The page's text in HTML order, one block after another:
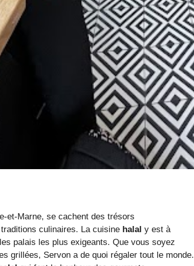
et-Marne, se cachent des trésors
culinaires. La cuisine halal y est à
palais les plus exigeants. Que vous soyez
grillées, Servon a de quoi régaler tout le monde.